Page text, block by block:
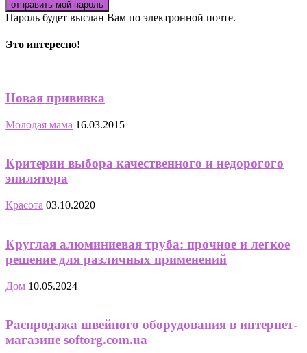
Пароль будет выслан Вам по электронной почте.
Это интересно!
Новая прививка
Молодая мама 16.03.2015
Критерии выбора качественного и недорогого
эпилятора
Красота 03.10.2020
Круглая алюминиевая труба: прочное и легкое
решение для различных применений
Дом 10.05.2024
Распродажа швейного оборудования в интернет-
магазине softorg.com.ua